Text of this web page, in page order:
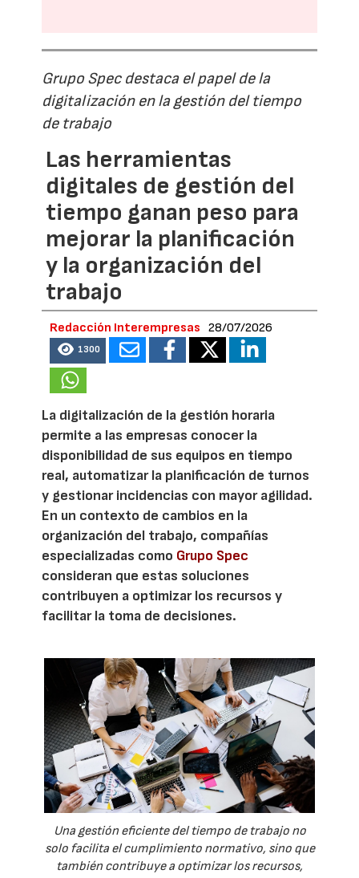
Grupo Spec destaca el papel de la
digitalización en la gestión del tiempo
de trabajo
Las herramientas
digitales de gestión del
tiempo ganan peso para
mejorar la planificación
y la organización del
trabajo
Redacción Interempresas 28/07/2026
1300
La digitalización de la gestión horaria
permite a las empresas conocer la
disponibilidad de sus equipos en tiempo
real, automatizar la planificación de turnos
y gestionar incidencias con mayor agilidad.
En un contexto de cambios en la
organización del trabajo, compañías
especializadas como Grupo Spec
consideran que estas soluciones
contribuyen a optimizar los recursos y
facilitar la toma de decisiones.
Una gestión eficiente del tiempo de trabajo no
solo facilita el cumplimiento normativo, sino que
también contribuye a optimizar los recursos,